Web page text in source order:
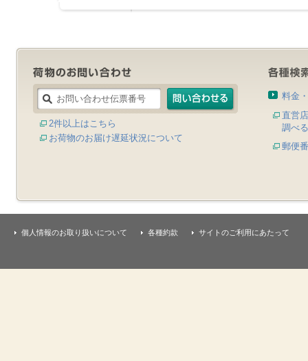
2件以上はこちら
お荷物のお届け遅延状況について
料金
直営
調べる
郵便
個人情報のお取り扱いについて 各種約款 サイトのご利用にあたって